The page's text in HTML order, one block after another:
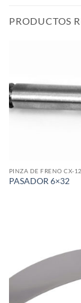
PRODUCTOS
PINZA DE FRENO CX-
PASADOR 6×32